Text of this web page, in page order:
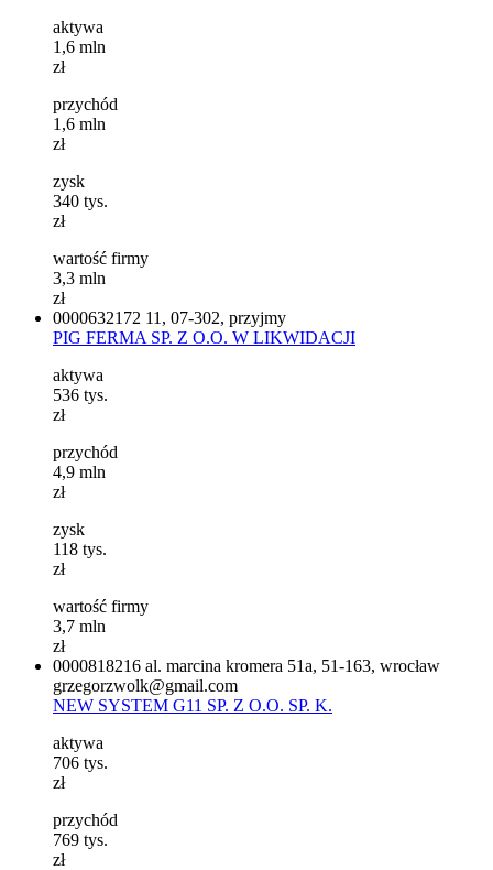
aktywa
1,6 mln
zł
przychód
1,6 mln
zł
zysk
340 tys.
zł
wartość firmy
3,3 mln
zł
0000632172 11, 07-302, przyjmy
PIG FERMA SP. Z O.O. W LIKWIDACJI
aktywa
536 tys.
zł
przychód
4,9 mln
zł
zysk
118 tys.
zł
wartość firmy
3,7 mln
zł
0000818216 al. marcina kromera 51a, 51-163, wrocław
grzegorzwolk@gmail.com
NEW SYSTEM G11 SP. Z O.O. SP. K.
aktywa
706 tys.
zł
przychód
769 tys.
zł